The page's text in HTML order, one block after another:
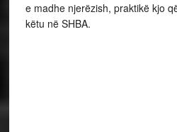
e madhe njerëzish, praktikë kjo
këtu në SHBA.